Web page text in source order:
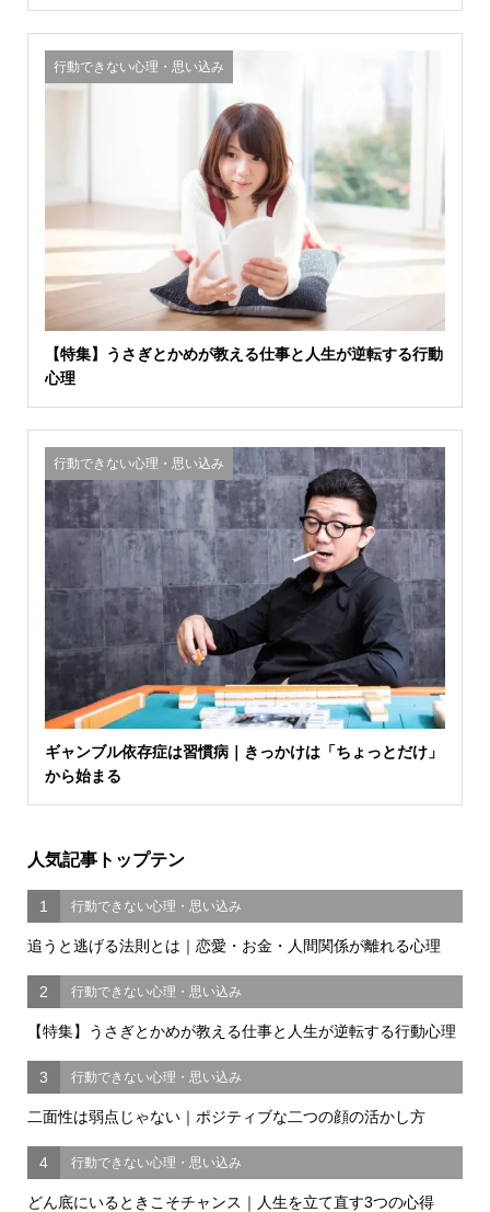
行動できない心理・思い込み
【特集】うさぎとかめが教える仕事と人生が逆転する行動
心理
行動できない心理・思い込み
ギャンブル依存症は習慣病｜きっかけは「ちょっとだけ」
から始まる
人気記事トップテン
1 行動できない心理・思い込み
追うと逃げる法則とは｜恋愛・お金・人間関係が離れる心理
2 行動できない心理・思い込み
【特集】うさぎとかめが教える仕事と人生が逆転する行動心理
3 行動できない心理・思い込み
二面性は弱点じゃない｜ポジティブな二つの顔の活かし方
4 行動できない心理・思い込み
どん底にいるときこそチャンス｜人生を立て直す3つの心得